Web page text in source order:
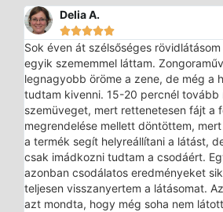
Delia A.

Sok éven át szélsőséges
egyik szememmel láttam.
legnagyobb öröme a zene, de még a
tudtam kivenni. 15-20 percnél tovább
szemüveget, mert rettenetesen fájt a
megrendelése mellett döntöttem,
a termék segít helyreállítani a látást,
csak imádkozni tudtam a csodáért.
azonban csodálatos eredményeket
teljesen visszanyertem a látásomat.
azt mondta, hogy még soha nem